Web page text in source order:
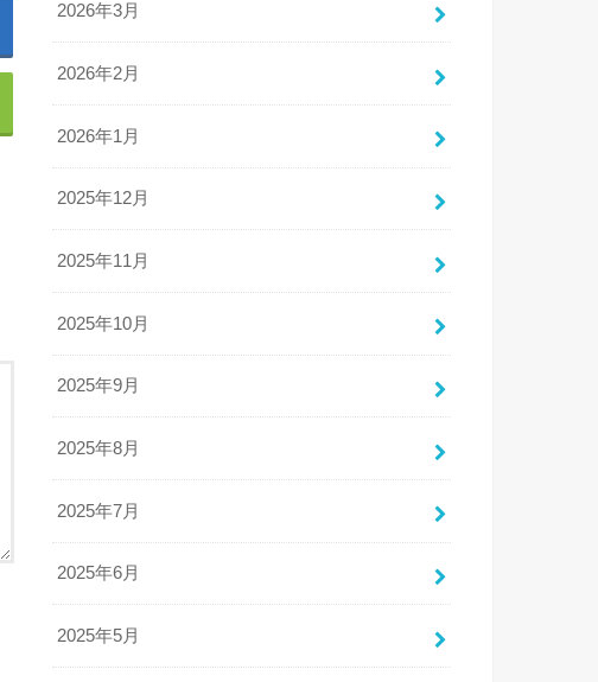
2026年3月
2026年2月
2026年1月
2025年12月
2025年11月
2025年10月
2025年9月
2025年8月
2025年7月
2025年6月
2025年5月